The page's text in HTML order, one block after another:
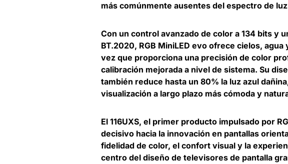
más comúnmente ausentes del espectro de
Con un control avanzado de color a 134 bits y
BT.2020, RGB MiniLED evo ofrece cielos,
vez que proporciona una precisión de color
calibración mejorada a nivel de sistema. Su
también reduce hasta un 80% la luz azul
visualización a largo plazo más cómoda y
El 116UXS, el primer producto impulsado por
decisivo hacia la innovación en pantallas
fidelidad de color, el confort visual y la
centro del diseño de televisores de pantalla